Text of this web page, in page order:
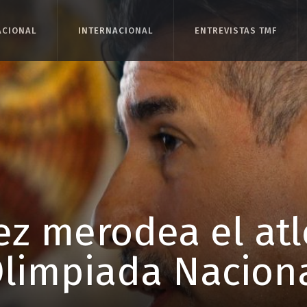
INTERNACIONAL
INTERNACIONAL ENTREVISTAS TMF
ENTREVISTAS TMF
merodea el